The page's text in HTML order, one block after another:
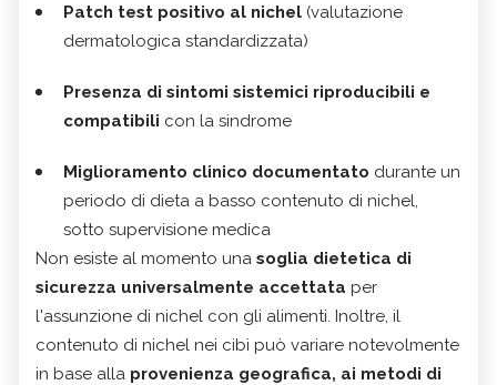
Patch test positivo al nichel (valutazione
dermatologica standardizzata)
Presenza di sintomi sistemici riproducibili e
compatibili con la sindrome
Miglioramento clinico documentato durante un
periodo di dieta a basso contenuto di nichel,
sotto supervisione medica
Non esiste al momento una soglia dietetica di
sicurezza universalmente accettata per
l'assunzione di nichel con gli alimenti. Inoltre, il
contenuto di nichel nei cibi può variare notevolmente
in base alla provenienza geografica, ai metodi di